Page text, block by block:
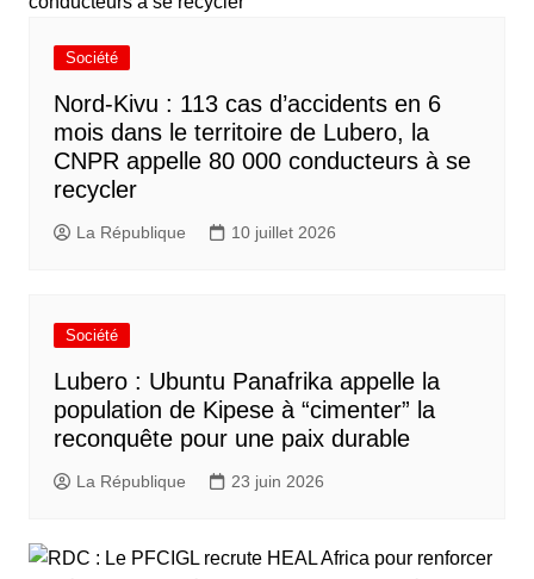
Société
Nord-Kivu : 113 cas d’accidents en 6
mois dans le territoire de Lubero, la
CNPR appelle 80 000 conducteurs à se
recycler
La République 10 juillet 2026
Société
Lubero : Ubuntu Panafrika appelle la
population de Kipese à “cimenter” la
reconquête pour une paix durable
La République 23 juin 2026